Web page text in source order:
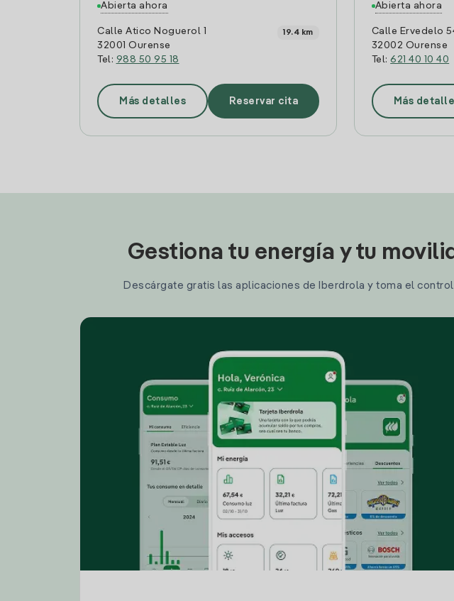
Abierta ahora
Calle Atico Noguerol 1
32001 Ourense
Tel: 988 50 95 18
19.4 km
Más detalles Reservar cita
Abierta ahora
Calle Ervedelo
32002 Ourense
Tel:621 40 10 40
Más
Gestiona tu energía y tu
Descárgate gratis las aplicaciones de Iberdrola y toma el